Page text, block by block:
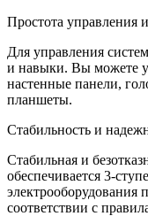
Простота управления
Для управления
и навыки. Вы можете
настенные панели,
планшеты.
Стабильность и
Стабильная и
обеспечивается 3-
электрооборудования
соответствии с